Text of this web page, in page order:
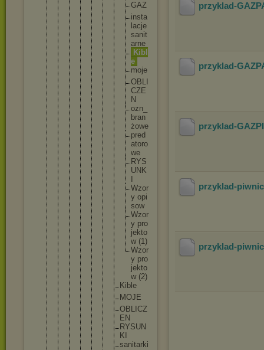
GAZ
insta
acje
sanit
arne
Ki b
e
moje
OB L
CZE
N
ozn
bran
żowe
pred
atoro
we
RYS
UN K
Wzor
y opi
sow
Wzor
y pro
jekto
w (1)
Wzor
y pro
jekto
w (2)
Ki b e
MOJ E
OB L CZ
E N
RYSUN
K
sanitarki
przyklad-
przyklad-
przyklad-
przyklad-
przyklad-